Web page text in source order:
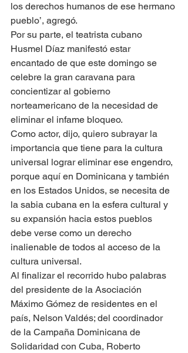
los derechos humanos de ese hermano
pueblo’, agregó.
Por su parte, el teatrista cubano
Husmel Díaz manifestó estar
encantado de que este domingo se
celebre la gran caravana para
concientizar al gobierno
norteamericano de la necesidad de
eliminar el infame bloqueo.
Como actor, dijo, quiero subrayar la
importancia que tiene para la cultura
universal lograr eliminar ese engendro,
porque aquí en Dominicana y también
en los Estados Unidos, se necesita de
la sabia cubana en la esfera cultural y
su expansión hacia estos pueblos
debe verse como un derecho
inalienable de todos al acceso de la
cultura universal.
Al finalizar el recorrido hubo palabras
del presidente de la Asociación
Máximo Gómez de residentes en el
país, Nelson Valdés; del coordinador
de la Campaña Dominicana de
Solidaridad con Cuba, Roberto